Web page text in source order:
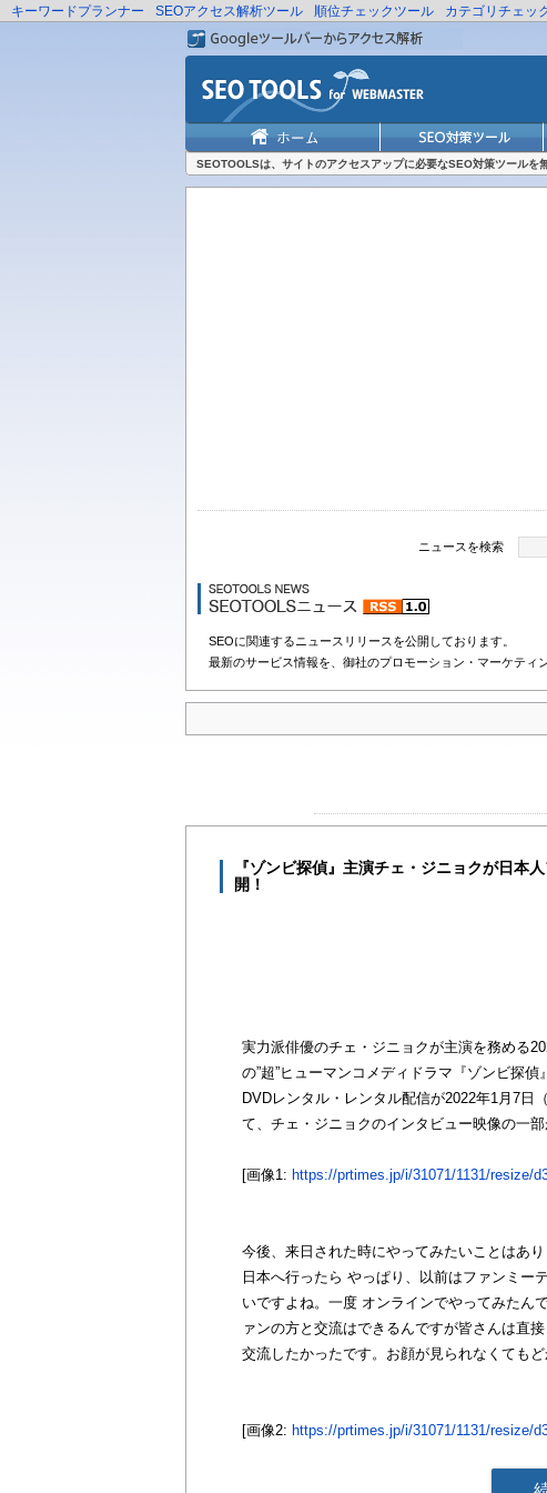
キーワードプランナー SEOアクセス解析ツール 順位チェックツール カテゴリチェッ
SEOTOOLSは、サイトのアクセスアップに必要なSEO対策ツールを
ニュースを検索
SEOに関連するニュースリリースを公開しております。
最新のサービス情報を、御社のプロモーション・マーケティ
『ゾンビ探偵』主演チェ・ジニョクが日本
開！
実力派俳優のチェ・ジニョクが主演を務める
の”超”ヒューマンコメディドラマ『ゾンビ探
DVDレンタル・レンタル配信が2022年1月7日
て、チェ・ジニョクのインタビュー映像の一部
[画像1: https://prtimes.jp/i/31071/1131/resize/
今後、来日された時にやってみたいことはあ
日本へ行ったら やっぱり、以前はファンミー
いですよね。一度 オンラインでやってみたん
ァンの方と交流はできるんですが皆さんは直
交流したかったです。お顔が見られなくても
[画像2: https://prtimes.jp/i/31071/1131/resize/